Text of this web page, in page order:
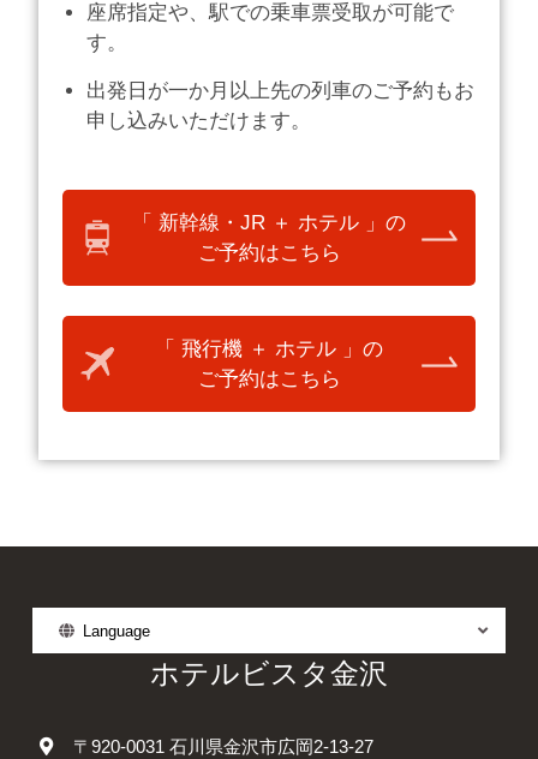
座席指定や、駅での乗車票受取が可能で
す。
出発日が一か月以上先の列車のご予約もお
申し込みいただけます。
「 新幹線・JR ＋ ホテル 」の
ご予約はこちら
「 飛行機 ＋ ホテル 」の
ご予約はこちら
Language
ホテルビスタ金沢
〒920-0031 石川県金沢市広岡2-13-27